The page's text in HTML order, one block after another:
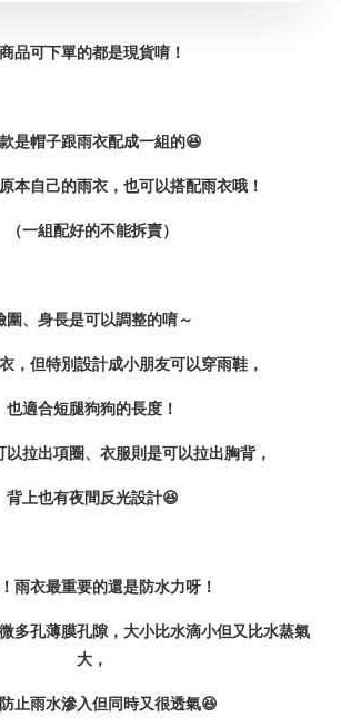
商品可下單的都是現貨唷！
是帽子跟雨衣配成一組的😆
本自己的雨衣， 也可以搭配雨衣哦！
（一組配好的不能拆賣）
圍、身長是可以調整的唷～
，但特別設計成小朋友可以穿雨鞋，
也適合短腿狗狗的長度！
以拉出項圈、衣服則是可以拉出胸背，
背上也有夜間反光設計😆
雨衣最重要的還是防水力呀！
多孔薄膜孔隙，大小比水滴小但又比水蒸氣
大，
止雨水滲入但同時又很透氣😆